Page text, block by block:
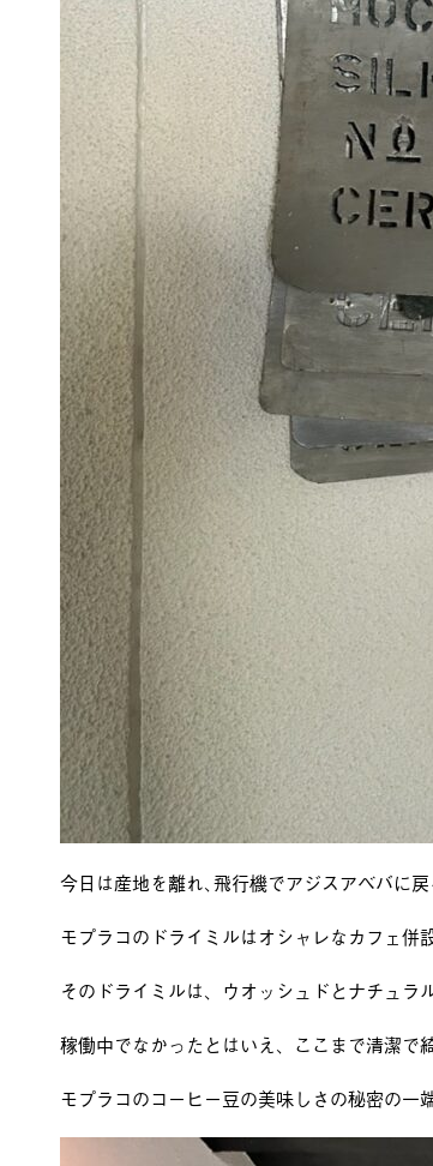
今日は産地を離れ､飛行機でアジスアベバに戻
モプラコのドライミルはオシャレなカフェ併
そのドライミルは、ウオッシュドとナチュラ
稼働中でなかったとはいえ、ここまで清潔で
モプラコのコーヒー豆の美味しさの秘密の一